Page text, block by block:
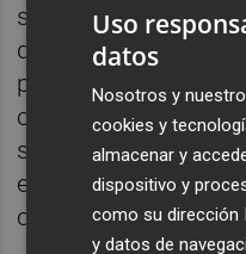
se perdió durante el
que se harán
programaciones
curso, y se
seguimiento y
experimente
circunstancias
Uso
datos
Nosotros y
cookies y
almacenar y
dispositivo y
como su dirección
y datos de